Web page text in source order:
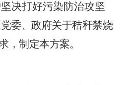
决打好污染防治攻坚
党委、政府关于秸秆禁烧
，制定本方案。